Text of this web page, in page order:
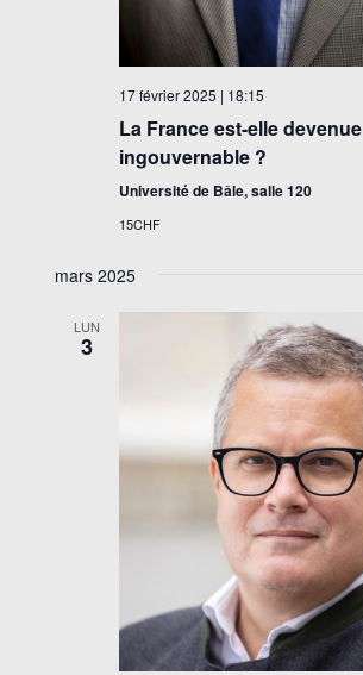
17 février 2025 | 18:15
La France est-elle devenue
ingouvernable ?
Université de Bâle, salle 120
15CHF
mars 2025
LUN
3